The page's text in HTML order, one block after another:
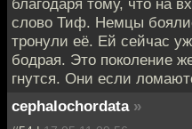
слово Тиф. Немцы
тронули её. Ей сейчас
бодрая. Это поколение
гнутся. Они если
cephalochordata »